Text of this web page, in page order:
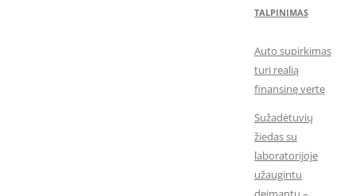
TALPINIMAS
Auto supirkimas
turi realią
finansinę vertę
Sužadėtuvių
žiedas su
laboratorijoje
užaugintu